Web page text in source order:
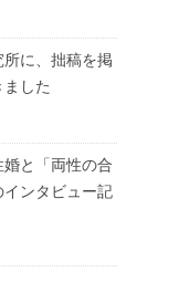
に、拙稿を掲
した
と「両性の合
ンタビュー記